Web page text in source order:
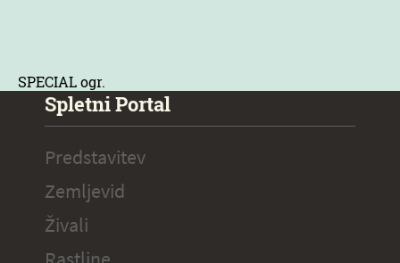
SPECIAL ogr.
Spletni Portal
Predstavitev
Zemljevid
Živali